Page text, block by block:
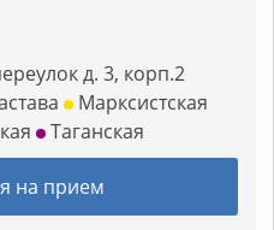
д. 3, корп.2
Марксистская
Таганская
на прием